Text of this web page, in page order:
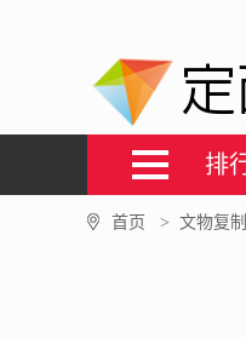
排
首页 > 文物复制